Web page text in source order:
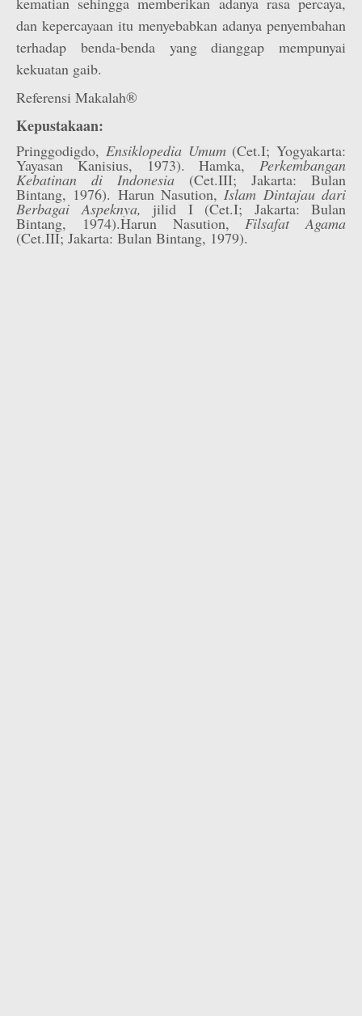
dan kepercayaan itu menyebabkan adanya penyembahan
terhadap benda-benda yang dianggap mempunyai
kekuatan gaib.
Referensi Makalah®
Kepustakaan:
Pringgodigdo, Ensiklopedia Umum (Cet.I; Yogyakarta:
Yayasan Kanisius, 1973). Hamka, Perkembangan
Kebatinan di Indonesia (Cet.III; Jakarta: Bulan
Bintang, 1976). Harun Nasution,Islam Dintajau dari
Berbagai Aspeknya, jilid I (Cet.I; Jakarta: Bulan
Bintang, 1974).Harun Nasution,Filsafat Agama
(Cet.III; Jakarta: Bulan Bintang, 1979).